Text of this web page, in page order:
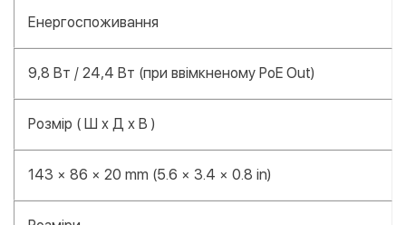
Енергоспоживання
9,8 Вт / 24,4 Вт (при ввімкненому PoE Out)
Розмір ( Ш х Д х В )
143 × 86 × 20 mm (5.6 × 3.4 × 0.8 in)